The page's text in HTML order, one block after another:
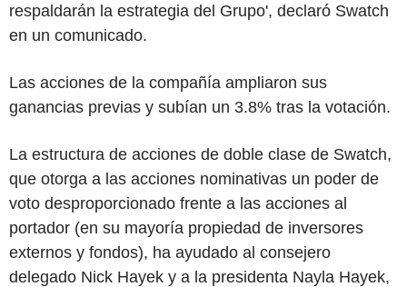
respaldarán la estrategia del Grupo', declaró Swatch
en un comunicado.
Las acciones de la compañía ampliaron sus
ganancias previas y subían un 3.8% tras la votación.
La estructura de acciones de doble clase de Swatch,
que otorga a las acciones nominativas un poder de
voto desproporcionado frente a las acciones al
portador (en su mayoría propiedad de inversores
externos y fondos), ha ayudado al consejero
delegado Nick Hayek y a la presidenta Nayla Hayek,